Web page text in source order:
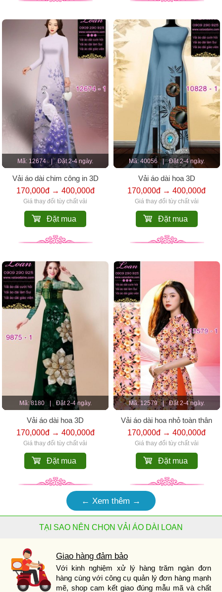
Mã: 12674 Đặt 2-4 ngày.
Vải áo dài chim công in 3D
170,000đ → 400,000đ
Giá thay đổi tùy chất vải
Đặt mua
Mã: 40056 Đặt 2-4 ngày.
Vải áo dài hoa 3D
170,000đ → 400,000đ
Giá thay đổi tùy chất vải
Đặt mua
Mã: 8180 | Đặt 2-4 ngày.
Vải áo dài hoa 3D
170,000đ → 400,000đ
Giá thay đổi tùy chất vải
Đặt mua
Mã: 12579 | Đặt 2-4 ngày.
Vải áo dài hoa nhỏ toàn thân
170,000đ → 400,000đ
Giá thay đổi tùy chất vải
Đặt mua
← Xem thêm →
TẠI SAO NÊN CHỌN VẢI ÁO DÀI LOAN
Giao hàng đảm bảo
Với kinh nghiệm xử lý hàng trăm ngàn đơn
hàng cùng với công cụ quản lý đơn hàng mạnh
mẽ, shop cam kết giao đúng mẫu mã và chất